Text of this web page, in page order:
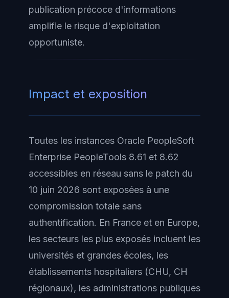
publication précoce d'informations
amplifie le risque d'exploitation
opportuniste.
Impact et exposition
Toutes les instances Oracle PeopleSoft
Enterprise PeopleTools 8.61 et 8.62
accessibles en réseau sans le patch du
10 juin 2026 sont exposées à une
compromission totale sans
authentification. En France et en Europe,
les secteurs les plus exposés incluent les
universités et grandes écoles, les
établissements hospitaliers (CHU, CH
régionaux), les administrations publiques